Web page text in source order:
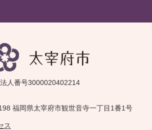
法人番号3000020402214
福岡県太宰府市観世音寺一丁目1番1号
ス